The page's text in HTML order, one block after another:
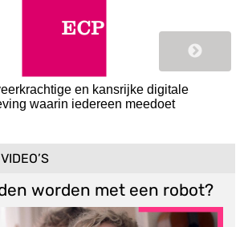
en kansrijke digitale
waarin iedereen meedoet
worden met een robot?